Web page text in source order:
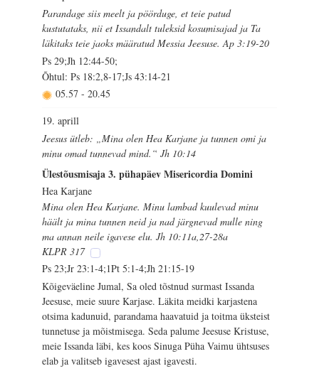
Parandage siis meelt ja pöörduge, et teie patud
kustutataks, nii et Issandalt tuleksid kosumisajad ja Ta
läkitaks teie jaoks määratud Messia Jeesuse. Ap 3:19-20
Ps 29;Jh 12:44-50;
Õhtul: Ps 18:2,8-17;Js 43:14-21
05.57 - 20.45
19. aprill
Jeesus ütleb: „Mina olen Hea Karjane ja tunnen omi ja
minu omad tunnevad mind.“ Jh 10:14
Ülestõusmisaja 3. pühapäev Misericordia Domini
Hea Karjane
Mina olen Hea Karjane. Minu lambad kuulevad minu
häält ja mina tunnen neid ja nad järgnevad mulle ning
ma annan neile igavese elu. Jh 10:11a,27-28a
KLPR 317
Ps 23;Jr 23:1-4;1Pt 5:1-4;Jh 21:15-19
Kõigeväeline Jumal, Sa oled tõstnud surmast Issanda
Jeesuse, meie suure Karjase. Läkita meidki karjastena
otsima kadunuid, parandama haavatuid ja toitma üksteist
tunnetuse ja mõistmisega. Seda palume Jeesuse Kristuse,
meie Issanda läbi, kes koos Sinuga Püha Vaimu ühtsuses
elab ja valitseb igavesest ajast igavesti.